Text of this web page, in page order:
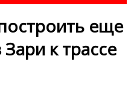
еще
к трассе